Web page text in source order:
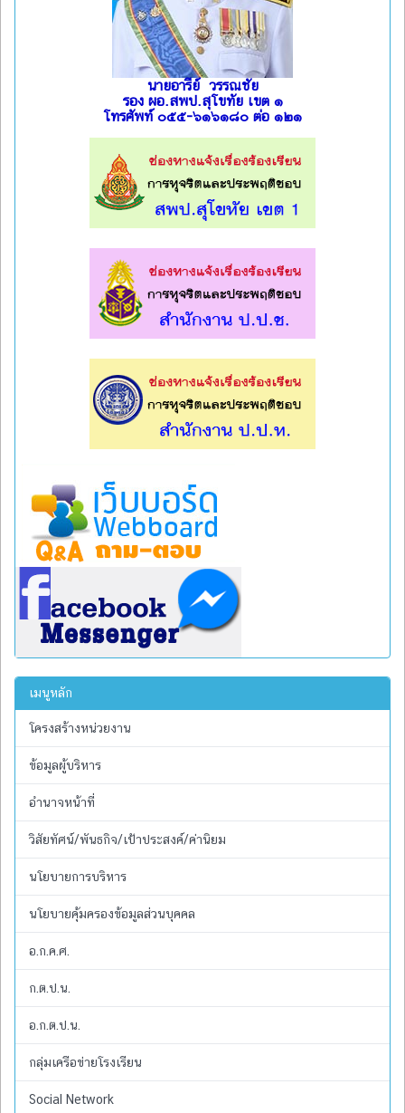
นายอารีย์ วรรณชัย
รอง ผอ.สพป.สุโขทัย เขต ๑
โทรศัพท์ ๐๕๕-๖๑๖๑๘๐ ต่อ ๑๒๑
เมนูหลัก
โครงสร้างหน่วยงาน
ข้อมูลผู้บริหาร
อำนาจหน้าที่
วิสัยทัศน์/พันธกิจ/เป้าประสงค์/ค่านิยม
นโยบายการบริหาร
นโยบายคุ้มครองข้อมูลส่วนบุคคล
อ.ก.ค.ศ.
ก.ต.ป.น.
อ.ก.ต.ป.น.
กลุ่มเครือข่ายโรงเรียน
Social Network